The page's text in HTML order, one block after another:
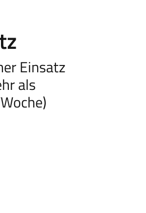
Einsatz
als